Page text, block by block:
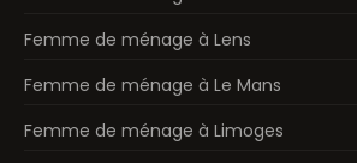
Femme de ménage à Lens
Femme de ménage à Le Mans
Femme de ménage à Limoges